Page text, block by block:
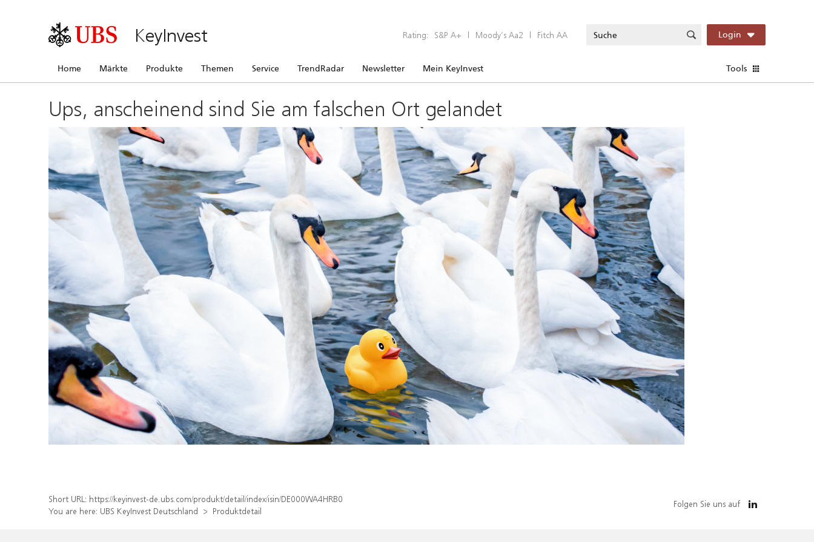
KeyInvest Rating: S&P A+ | Moody’s Aa2 | Fitch AA Login
Home Märkte Produkte Themen Service TrendRadar Newsletter Mein KeyInvest Tools
Ups, anscheinend sind Sie am falschen Ort gelandet
Short URL: https://keyinvest-de.ubs.com/produkt/detail/index/isin/DE000WA4HRB0
You are here: UBS KeyInvest Deutschland Produktdetail
Folgen Sie uns auf